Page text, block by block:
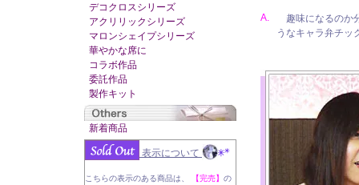
デコクロスシリーズ
アクリリックシリーズ
マロンシェイプシリーズ
華やかな席に
コラボ作品
委託作品
製作キット
新着商品
表示について
こちらの表示のある商品は、 【完売】 の
A.
趣味になるのか
うなキャラ弁チッ